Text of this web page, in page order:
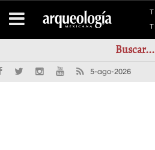
5-ago-2026